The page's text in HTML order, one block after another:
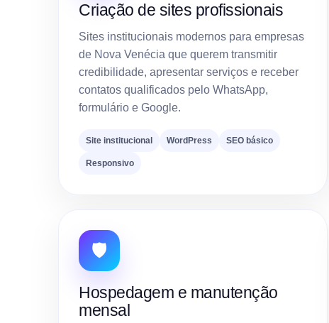
Criação de sites profissionais
Sites institucionais modernos para empresas
de Nova Venécia que querem transmitir
credibilidade, apresentar serviços e receber
contatos qualificados pelo WhatsApp,
formulário e Google.
Site institucional WordPress SEO básico
Responsivo
🛡️
Hospedagem e manutenção
mensal